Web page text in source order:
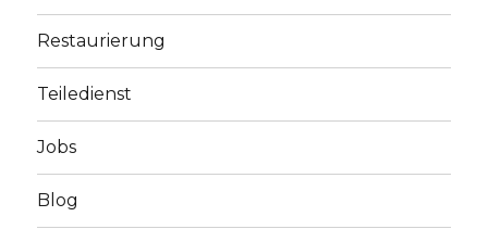
Restaurierung
Teiledienst
Jobs
Blog